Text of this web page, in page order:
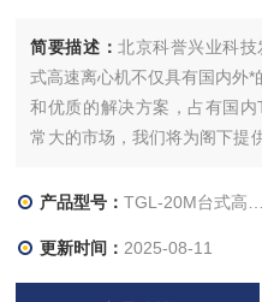
简要描述：北京科誉兴业科
式高速离心机不仅具有国内外
和优质的解决方案，占有国
常大的市场，我们将为阁下提
产品型号：TGL-20M台式高速冷冻离心机
更新时间： 2025-08-11